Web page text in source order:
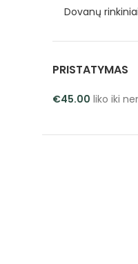
Dovanų rinkiniai
PRISTATYMAS
€45.00 liko iki